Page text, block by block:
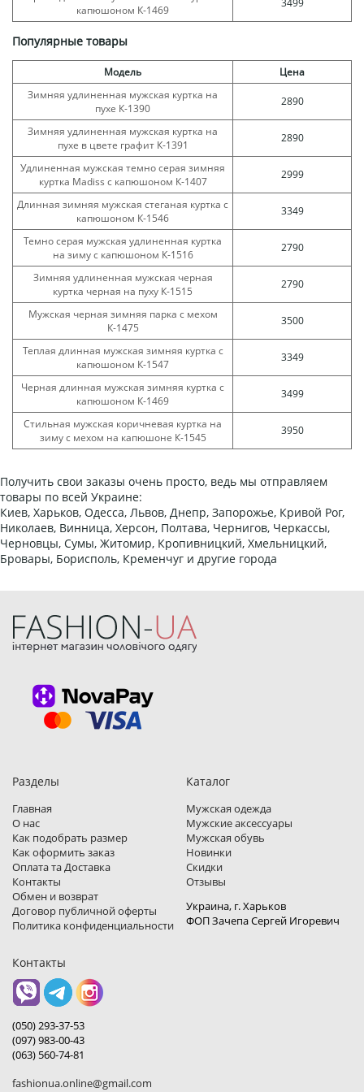
капюшоном К-1469
3499
Популярные товары
Модель
Цена
Зимняя удлиненная мужская куртка на
пухе К-1390
2890
Зимняя удлиненная мужская куртка на
пухе в цвете графит К-1391
2890
Удлиненная мужская темно серая зимняя
куртка Madiss с капюшоном К-1407
2999
Длинная зимняя мужская стеганая куртка с
капюшоном К-1546
3349
Темно серая мужская удлиненная куртка
на зиму с капюшоном К-1516
2790
Зимняя удлиненная мужская черная
куртка черная на пуху К-1515
2790
Мужская черная зимняя парка с мехом
К-1475
3500
Теплая длинная мужская зимняя куртка с
капюшоном К-1547
3349
Черная длинная мужская зимняя куртка с
капюшоном К-1469
3499
Стильная мужская коричневая куртка на
зиму с мехом на капюшоне К-1545
3950
Получить свои заказы очень просто, ведь мы отправляем
товары по всей Украине:
Киев, Харьков, Одесса, Львов, Днепр, Запорожье, Кривой Рог,
Николаев, Винница, Херсон, Полтава, Чернигов, Черкассы,
Черновцы, Сумы, Житомир, Кропивницкий, Хмельницкий,
Бровары, Борисполь, Кременчуг и другие города
Разделы
Главная
О нас
Как подобрать размер
Как оформить заказ
Оплата та Доставка
Контакты
Обмен и возврат
Договор публичной оферты
Политика конфиденциальности
Каталог
Мужская одежда
Мужские аксессуары
Мужская обувь
Новинки
Скидки
Отзывы
Украина, г. Харьков
ФОП Зачепа Сергей Игоревич
Контакты
(050) 293-37-53
(097) 983-00-43
(063) 560-74-81
fashionua.online@gmail.com